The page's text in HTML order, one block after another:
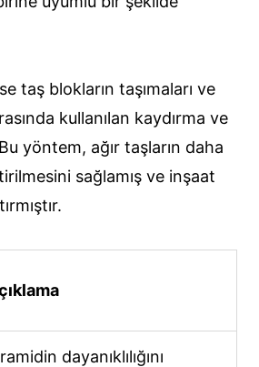
taş blokların taşımaları ve
kullanılan kaydırma ve
yöntem, ağır taşların daha
sağlamış ve inşaat
dayanıklılığını